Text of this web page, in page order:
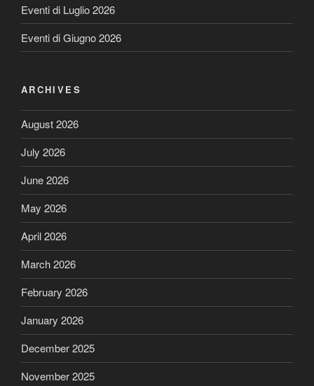
Eventi di Luglio 2026
Eventi di Giugno 2026
ARCHIVES
August 2026
July 2026
June 2026
May 2026
April 2026
March 2026
February 2026
January 2026
December 2025
November 2025